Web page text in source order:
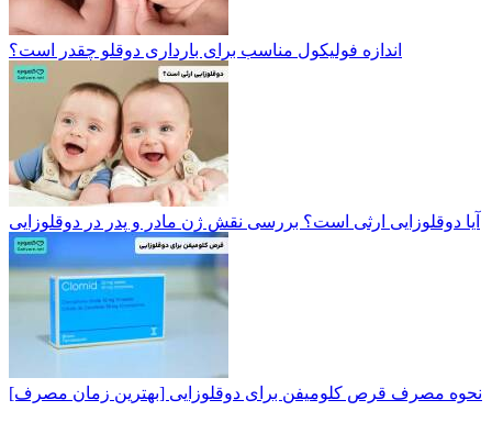
اندازه فولیکول مناسب برای بارداری دوقلو چقدر است؟
آیا دوقلوزایی ارثی است؟ بررسی نقش ژن مادر و پدر در دوقلوزایی
نحوه مصرف قرص کلومیفن برای دوقلوزایی [بهترین زمان مصرف]